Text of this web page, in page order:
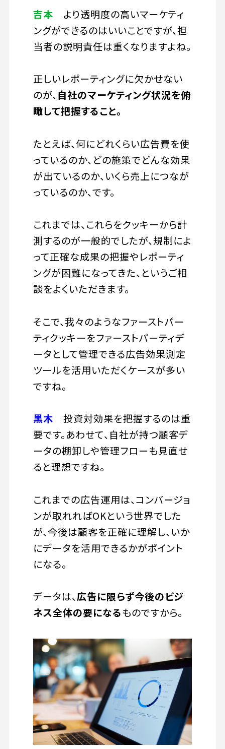
吉本 より透明度の高いマーケティ
ングができるのはいいことですが、担
当者の説明責任は重くなりますよね。
正しいレポーティングに欠かせない
のが、自社のマーケティング状況を俯
瞰して把握すること。
たとえば、何にどれくらい広告費を使
っているのか、どの施策でどんな効果
が出ているのか、いくら売上につなが
っているのか、です。
これまでは、これらをクッキーから計
測するのが一般的でしたが、規制によ
って正確な成果の把握やレポーティ
ングが困難になってきた、というご相
談をよくいただきます。
そこで、我々のようなファーストパー
ティクッキーをファーストパーティデ
ータとして管理できる広告効果測定
ツールを活用いただくケースが多い
ですね。
黒木 投資対効果を把握するのは重
要です。あわせて、自社が持つ顧客デ
ータの棚卸しや管理フローも見直せ
ると理想ですね。
これまでの広告運用は、コンバージョ
ンが取れればOKという世界でした
が、今後は顧客を正確に理解し、いか
にデータを活用できるかがポイント
になる。
データは、広告に限らず今後のビジ
ネス全体の要になるものですから。